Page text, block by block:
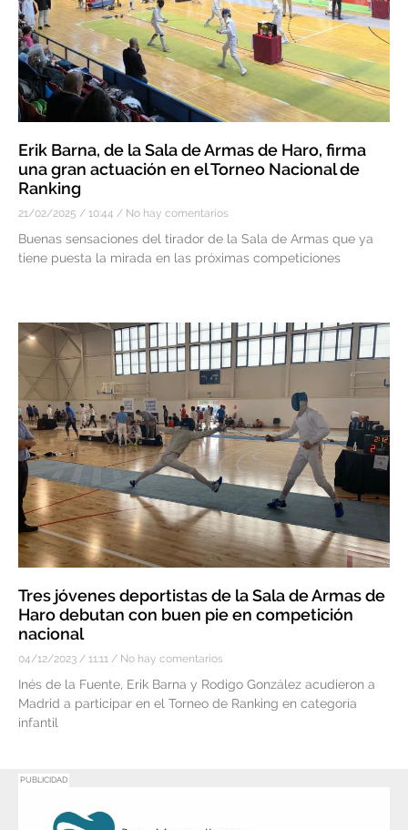
Erik Barna, de la Sala de Armas de Haro, firma
una gran actuación en el Torneo Nacional de
Ranking
21/02/2025 10:44 No hay comentarios
Buenas sensaciones del tirador de la Sala de Armas que ya
tiene puesta la mirada en las próximas competiciones
Tres jóvenes deportistas de la Sala de Armas de
Haro debutan con buen pie en competición
nacional
04/12/2023 11:11 No hay comentarios
Inés de la Fuente, Erik Barna y Rodigo González acudieron a
Madrid a participar en el Torneo de Ranking en categoría
infantil
PUBLICIDAD